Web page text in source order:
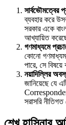
সার্বভৌমত্বের
ব্যবহার করে
সরকার একে
আখ্যায়িত
গণমাধ্যমে
কোনো গণমাধ্যম
পারে, সে বিষয়ে
নয়াদিল্লির
জানিয়েছে যে
সরাসরি